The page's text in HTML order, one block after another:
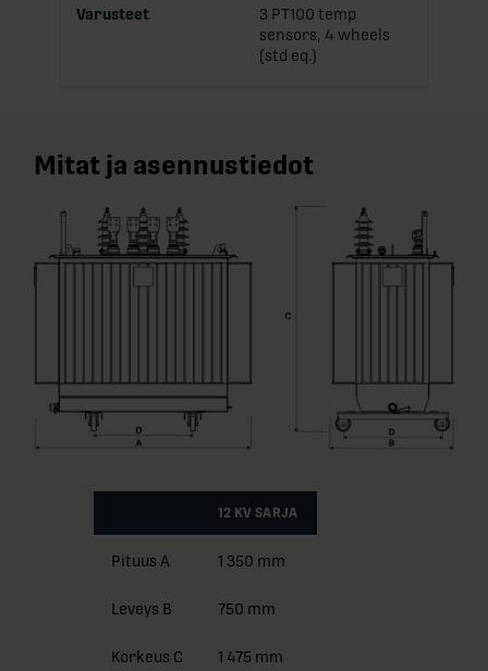
Varusteet
3 PT100 temp
sensors, 4 wheels
(std eq.)
Mitat ja asennustiedot
12 KV SARJA
Pituus A 1 350 mm
Leveys B 750 mm
Korkeus C 1 475 mm